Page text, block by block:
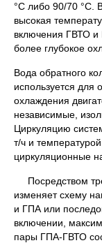
°С либо 90/70 °С.
высокая
включения ГВТО и
более глубокое
Вода обратного
используется для
охлаждения
независимые,
Циркуляцию
т/ч и
циркуляционные
Посредством
изменяет схему
и ГПА или
включении,
пары ГПА-ГВТО